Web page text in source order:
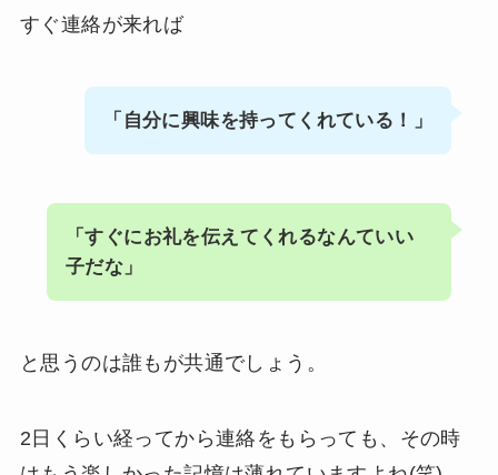
すぐ連絡が来れば
「自分に興味を持ってくれている！」
「すぐにお礼を伝えてくれるなんていい
子だな」
と思うのは誰もが共通でしょう。
2日くらい経ってから連絡をもらっても、その時